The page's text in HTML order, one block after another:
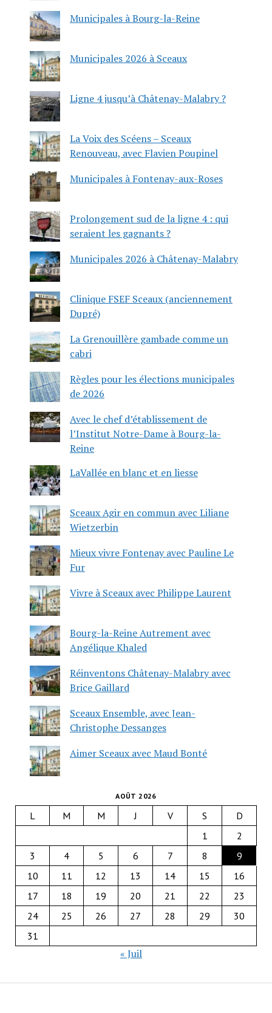
Municipales à Bourg-la-Reine
Municipales 2026 à Sceaux
Ligne 4 jusqu’à Châtenay-Malabry ?
La Voix des Scéens – Sceaux
Renouveau, avec Flavien Poupinel
Municipales à Fontenay-aux-Roses
Prolongement sud de la ligne 4 : qui
seraient les gagnants ?
Municipales 2026 à Châtenay-Malabry
Clinique FSEF Sceaux (anciennement
Dupré)
La Grenouillère gambade comme un
cabri
Règles pour les élections municipales
de 2026
Avec le chef d’établissement de
l’Institut Notre-Dame à Bourg-la-
Reine
LaVallée en blanc et en liesse
Sceaux Agir en commun avec Liliane
Wietzerbin
Mieux vivre Fontenay avec Pauline Le
Fur
Vivre à Sceaux avec Philippe Laurent
Bourg-la-Reine Autrement avec
Angélique Khaled
Réinventons Châtenay-Malabry avec
Brice Gaillard
Sceaux Ensemble, avec Jean-
Christophe Dessanges
Aimer Sceaux avec Maud Bonté
AOÛT 2026
L M M J V S
D
1
2
3
4 5 6 7 8
9
10
11 12 13 14 15
16
17
18 19 20 21 22
23
24
25 26 27 28 29
30
31
« Juil